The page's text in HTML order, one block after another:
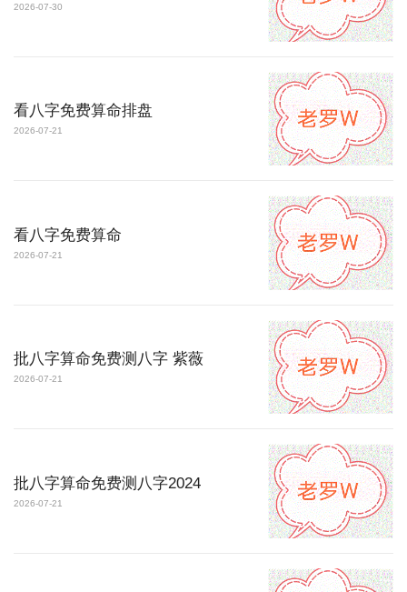
2026-07-30
看八字免费算命排盘
2026-07-21
看八字免费算命
2026-07-21
批八字算命免费测八字 紫薇
2026-07-21
批八字算命免费测八字2024
2026-07-21